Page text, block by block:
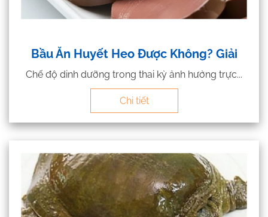
Bầu Ăn Huyết Heo Được Không? Giải
Chế độ dinh dưỡng trong thai kỳ ảnh hưởng trực...
Chi tiết